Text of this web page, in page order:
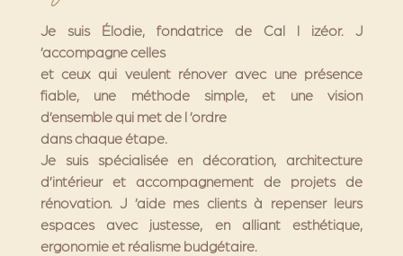
Je suis Élodie, fondatrice de Cal l izéor. J
’accompagne celles
et ceux qui veulent rénover avec une présence
fiable, une méthode simple, et une vision
d’ensemble qui met de l ’ordre
dans chaque étape.
Je suis spécialisée en décoration, architecture
d’intérieur et accompagnement de projets de
rénovation. J ’aide mes clients à repenser leurs
espaces avec justesse, en alliant esthétique,
ergonomie et réalisme budgétaire.